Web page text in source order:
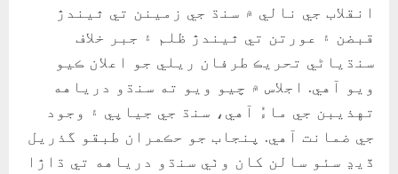
انقلاب جي نالي ۾ سنڌ جي زمينن تي ٿيندڙ
قبضن ۽ عورتن تي ٿيندڙ ظلم ۽ جبر خلاف
سنڌياڻي تحريڪ طرفان ريلي جو اعلان ڪيو
ويو آهي. اجلاس ۾ چيو ويو ته سنڌو درياهه
تهذيبن جي ماءُ آهي، سنڌ جي جياپي ۽ وجود
جي ضمانت آهي. پنجاب جو حڪمران طبقو گذريل
ڏيڍ سئو سالن کان وٺي سنڌو درياهه تي ڌاڙا